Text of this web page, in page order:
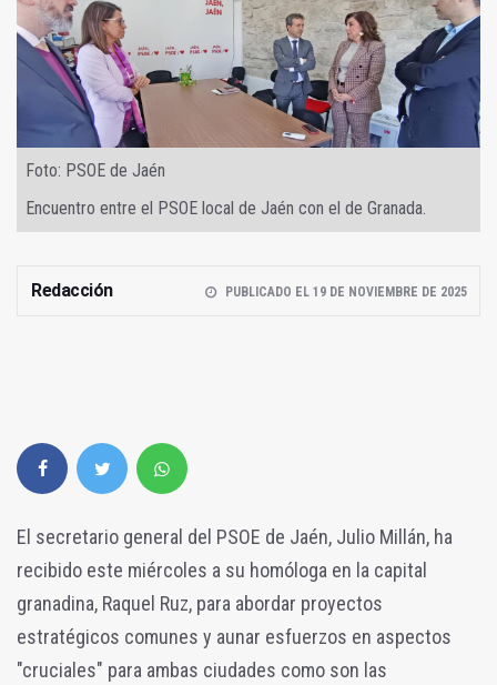
Foto: PSOE de Jaén
Encuentro entre el PSOE local de Jaén con el de Granada.
Redacción PUBLICADO EL 19 DE NOVIEMBRE DE 2025
El secretario general del PSOE de Jaén, Julio Millán, ha
recibido este miércoles a su homóloga en la capital
granadina, Raquel Ruz, para abordar proyectos
estratégicos comunes y aunar esfuerzos en aspectos
"cruciales" para ambas ciudades como son las